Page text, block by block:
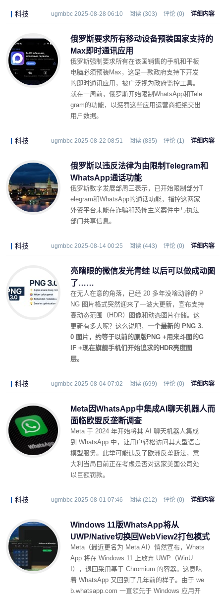
科技 ugmbbc 2025-08-28 06:10 阅读 (303) 评论 (0) 详细内容
俄罗斯要求所有移动设备预装国家支持的
Max即时通讯应用
俄罗斯强制要求所有在该国销售的手机和平板
电脑必须预装Max，这是一款政府支持下开发
的即时通讯应用，被广泛视为政府监控工具。
就在一周前，俄罗斯开始限制WhatsApp和Tele
gram的功能，以惩罚这些应用运营商拒绝交出
用户数据。
科技 ugmbbc 2025-08-22 08:51 阅读 (835) 评论 (1) 详细内容
俄罗斯以违反法律为由限制Telegram和
WhatsApp通话功能
俄罗斯数字发展部周三表示，已开始限制部分T
elegram和WhatsApp的通话功能，指控这两家
外资平台未能在诈骗和恐怖主义案件中与执法
部门共享信息。
科技 ugmbbc 2025-08-14 00:25 阅读 (443) 评论 (0) 详细内容
亮瞎眼的微信发光青蛙 以后可以做成动图
了……
在无人在意的角落，已经 20 多年没啥动静的 P
NG 图片格式突然迎来了一波大更新，宣布支持
高动态范围（HDR）图像和动态图片存储。 这
更新有多大呢？这么说吧， 一个最新的 PNG 3.
0 图片，约等于以前的原版PNG +用来斗图的G
IF +现在旗舰手机们开始追求的HDR亮度图
层。
科技 ugmbbc 2025-08-04 07:02 阅读 (699) 评论 (0) 详细内容
Meta因WhatsApp中集成AI聊天机器人而
面临欧盟反垄断调查
Meta 于 2024 年开始将其 AI 聊天机器人集成
到 WhatsApp 中，让用户轻松访问其大型语言
模型服务。此举可能违反了欧洲反垄断法，意
大利当局目前正在考虑是否对这家美国公司处
以巨额罚款。
科技 ugmbbc 2025-08-01 07:46 阅读 (212) 评论 (0) 详细内容
Windows 11版WhatsApp将从
UWP/Native切换回WebView2打包模式
Meta（最近更名为 Meta AI）悄然宣布，Whats
App 将在 Windows 11 上放弃 UWP（WinU
I），退回采用基于 Chromium 的容器。这意味
着 WhatsApp 又回到了几年前的样子。由于 we
b.whatsapp.com 一直领先于 Windows 应用开